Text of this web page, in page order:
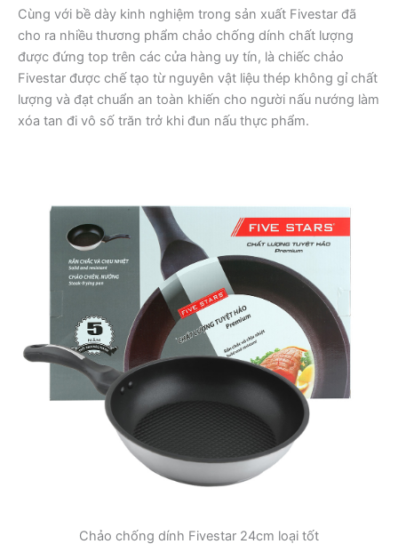
Cùng với bề dày kinh nghiệm trong sản xuất Fivestar đã
cho ra nhiều thương phẩm chảo chống dính chất lượng
được đứng top trên các cửa hàng uy tín, là chiếc chảo
Fivestar được chế tạo từ nguyên vật liệu thép không gỉ chất
lượng và đạt chuẩn an toàn khiến cho người nấu nướng làm
xóa tan đi vô số trăn trở khi đun nấu thực phẩm.
Chảo chống dính Fivestar 24cm loại tốt